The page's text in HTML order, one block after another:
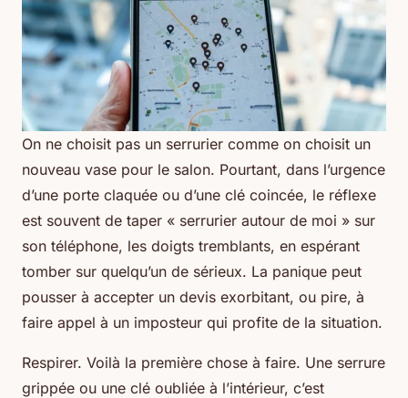
On ne choisit pas un serrurier comme on choisit un
nouveau vase pour le salon. Pourtant, dans l’urgence
d’une porte claquée ou d’une clé coincée, le réflexe
est souvent de taper « serrurier autour de moi » sur
son téléphone, les doigts tremblants, en espérant
tomber sur quelqu’un de sérieux. La panique peut
pousser à accepter un devis exorbitant, ou pire, à
faire appel à un imposteur qui profite de la situation.
Respirer. Voilà la première chose à faire. Une serrure
grippée ou une clé oubliée à l’intérieur, c’est